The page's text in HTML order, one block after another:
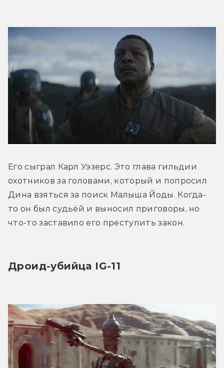
Его сыграл Карл Уэзерс. Это глава гильдии
охотников за головами, который и попросил
Дина взяться за поиск Малыша Йоды. Когда-
то он был судьёй и выносил приговоры, но
что-то заставило его преступить закон.
Дроид-убийца IG-11